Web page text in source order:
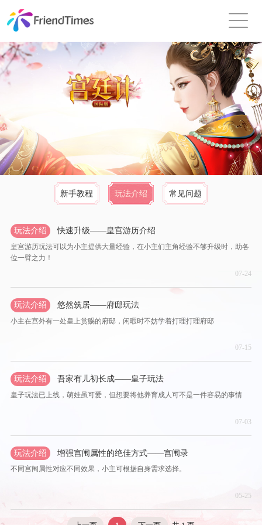
新手教程 玩法介绍 常见问题
玩法介绍 快速升级——皇宫游历介绍
皇宫游历玩法可以为小主提供大量经验，在小主们主角经验不够升级时，助各
位一臂之力！
07-24
玩法介绍 悠然筑居——府邸玩法
小主在宫外有一处皇上赏赐的府邸，闲暇时不妨学着打理打理府邸
07-15
玩法介绍 吾家有儿初长成——皇子玩法
皇子玩法已上线，萌娃虽可爱，但想要将他养育成人可不是一件容易的事情
07-03
玩法介绍 增强宫闱属性的绝佳方式——宫闱录
不同宫闱属性对应不同效果，小主可根据自身需求选择。
05-25